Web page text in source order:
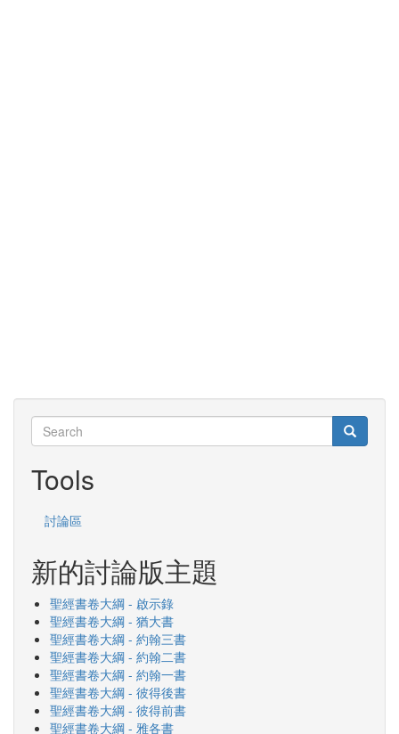
Search
Search Search
Tools
討論區
新的討論版主題
聖經書卷大綱 - 啟示錄
聖經書卷大綱 - 猶大書
聖經書卷大綱 - 約翰三書
聖經書卷大綱 - 約翰二書
聖經書卷大綱 - 約翰一書
聖經書卷大綱 - 彼得後書
聖經書卷大綱 - 彼得前書
聖經書卷大綱 - 雅各書